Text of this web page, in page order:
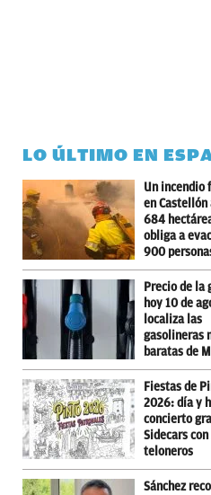
LO ÚLTIMO EN
Un incendio
en Castellón
684
obliga a
900
Precio de la
hoy 10 de
localiza las
gasolineras
baratas de
Fiestas de
2026: día y
concierto
Sidecars
teloneros
Sánchez